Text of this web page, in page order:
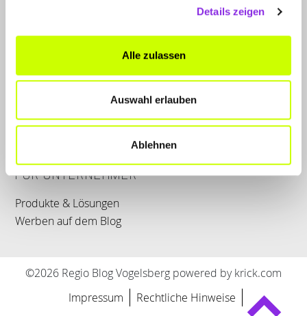
Details zeigen
Alle zulassen
Auswahl erlauben
Ablehnen
Kontakt
WhatsApp
FÜR UNTERNEHMER
Produkte & Lösungen
Werben auf dem Blog
©2026 Regio Blog Vogelsberg powered by krick.com
Impressum
Rechtliche Hinweise